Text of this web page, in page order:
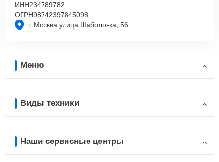
г. Москва улица Шаболовка, 56
ИНН234789782
ОГРН98742397845098
Меню
Виды техники
Наши сервисные центры